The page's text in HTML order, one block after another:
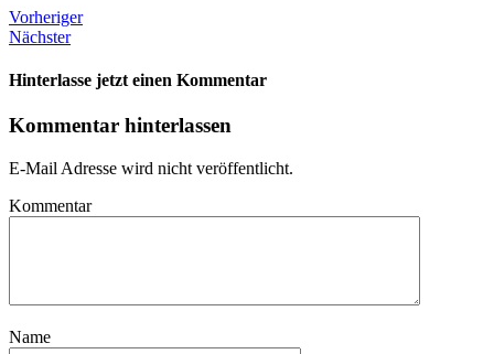
Vorheriger
Nächster
Hinterlasse jetzt einen Kommentar
Kommentar hinterlassen
E-Mail Adresse wird nicht veröffentlicht.
Kommentar
Name